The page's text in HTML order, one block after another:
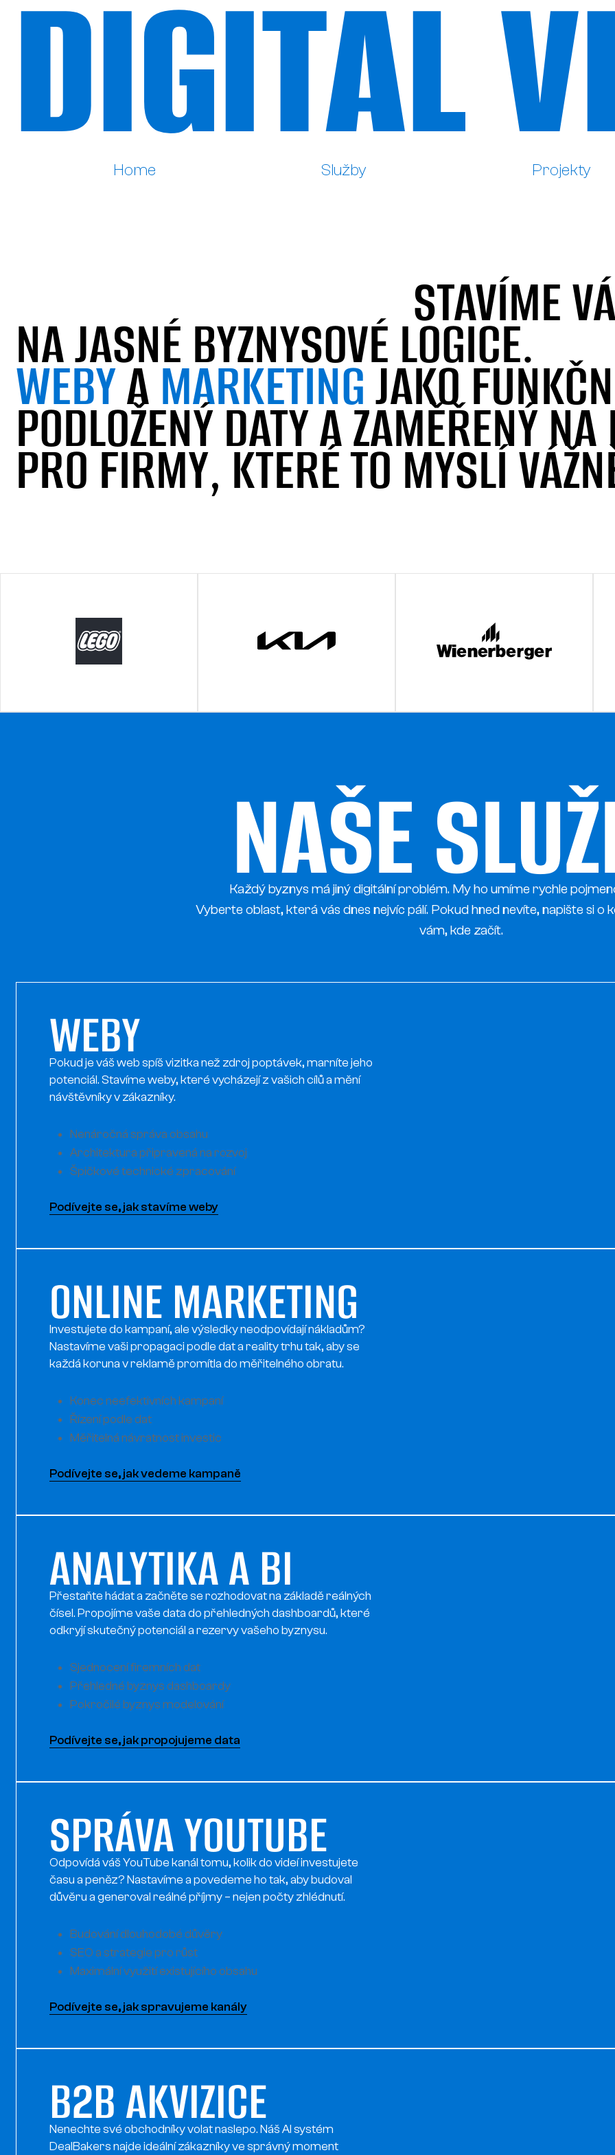
DIGITAL
Home
Služby
Projekty
STAVÍME
NA JASNÉ BYZNYSOVÉ LOGICE.
WEBYAMARKETINGJAKO
PODLOŽENÝ DATY A ZAMĚŘENÝ
PRO FIRMY, KTERÉ TO MYSLÍ
NAŠE
Každý byznys má jiný digitální problém. My ho umíme rychle
Vyberte oblast, která vás dnes nejvíc pálí. Pokud hned nevíte, napište si o
vám, kde začít.
WEBY
Pokud je váš web spíš vizitka než zdroj poptávek, marníte jeho
potenciál. Stavíme weby, které vycházejí z vašich cílů a mění
návštěvníky v zákazníky.
Nenáročná správa obsahu
Architektura připravená na rozvoj
Špičkové technické zpracování
Podívejte se, jak stavíme weby
ONLINE MARKETING
Investujete do kampaní, ale výsledky neodpovídají nákladům?
Nastavíme vaši propagaci podle dat a reality trhu tak, aby se
každá koruna v reklamě promítla do měřitelného obratu.
Konec neefektivních kampaní
Řízení podle dat
Měřitelná návratnost investic
Podívejte se, jak vedeme kampaně
ANALYTIKA A BI
Přestaňte hádat a začněte se rozhodovat na základě reálných
čísel. Propojíme vaše data do přehledných dashboardů, které
odkryjí skutečný potenciál a rezervy vašeho byznysu.
Sjednocení firemních dat
Přehledné byznys dashboardy
Pokročilé byznys modelování
Podívejte se, jak propojujeme data
SPRÁVA YOUTUBE
Odpovídá váš YouTube kanál tomu, kolik do videí investujete
času a peněz? Nastavíme a povedeme ho tak, aby budoval
důvěru a generoval reálné příjmy – nejen počty zhlédnutí.
Budování dlouhodobé důvěry
SEO a strategie pro růst
Maximální využití existujícího obsahu
Podívejte se, jak spravujeme kanály
B2B AKVIZICE
Nenechte své obchodníky volat naslepo. Náš AI systém
DealBakers najde ideální zákazníky ve správný moment